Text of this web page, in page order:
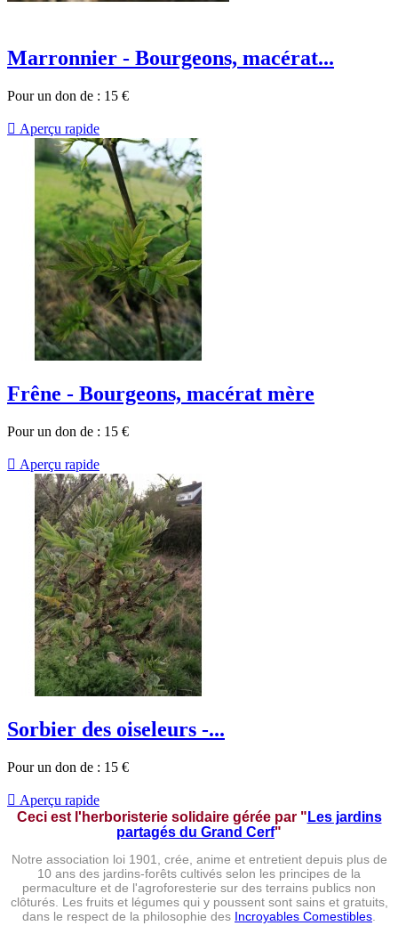
Marronnier - Bourgeons, macérat...
Pour un don de : 15 €
 Aperçu rapide
Frêne - Bourgeons, macérat mère
Pour un don de : 15 €
 Aperçu rapide
Sorbier des oiseleurs -...
Pour un don de : 15 €
 Aperçu rapide
Ceci est l'herboristerie solidaire gérée par " Les jardins
partagés du Grand Cerf"
Notre association loi 1901, crée, anime et entretient depuis plus de
10 ans des jardins-forêts cultivés selon les principes de la
permaculture et de l'agroforesterie sur des terrains publics non
clôturés. Les fruits et légumes qui y poussent sont sains et gratuits,
dans le respect de la philosophie des Incroyables Comestibles